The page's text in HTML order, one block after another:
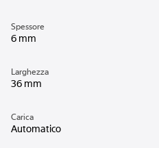
Spessore
6 mm
Larghezza
36 mm
Carica
Automatico